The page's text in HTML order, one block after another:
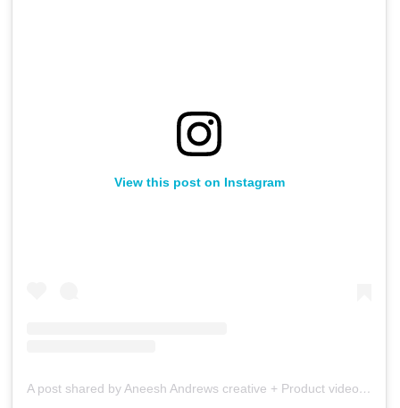
View this post on Instagram
A post shared by Aneesh Andrews creative + Product videography (@bigskinhealthenergy)